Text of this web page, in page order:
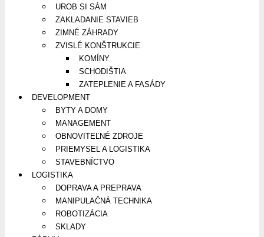
UROB SI SÁM
ZAKLADANIE STAVIEB
ZIMNÉ ZÁHRADY
ZVISLÉ KONŠTRUKCIE
KOMÍNY
SCHODIŠTIA
ZATEPLENIE A FASÁDY
DEVELOPMENT
BYTY A DOMY
MANAGEMENT
OBNOVITEĽNÉ ZDROJE
PRIEMYSEL A LOGISTIKA
STAVEBNÍCTVO
LOGISTIKA
DOPRAVA A PREPRAVA
MANIPULAČNÁ TECHNIKA
ROBOTIZÁCIA
SKLADY